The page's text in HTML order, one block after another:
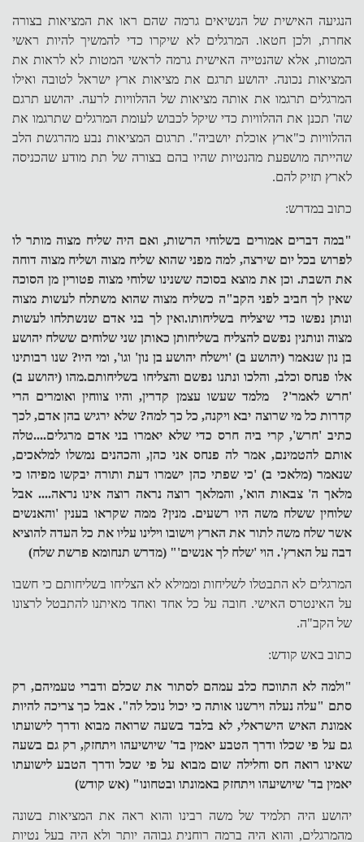
הנגיעה האישית של הנשיאים גרמה שהם ראו את המציאות בצורה
אחרת, ולכן חטאו. המרגלים לא שיקרו כדי להמשיך להיות ראשי
המטות, אלא שהנטייה האישית גרמה לראשי המטות לא לראות את
המציאות נכונה. יהושע תרגם את מציאות ארץ ישראל לטובה ואילו
המרגלים תרגמו את אותה מציאות של ההלוויות לרעה. יהושע תרגם
שה' תכנן את ההלוויות כדי שיקל לכבוש לעומת המרגלים שתרגמו את
ההלוויות כ"ארץ אוכלת יושביה". תרגום המציאות נבע מהרגשת הלב
שהייתה מושפעת מהנטיות שהיו בהם בצורה של תת מודע שהכניסה
לארץ תזיק להם.
כתוב במדרש:
"במה דברים אמורים בשלוחי הרשות, ואם היה שליח מצוה מותר לו
לפרוש בכל יום שירצה, למה מפני שהוא שליח מצוה ושליח מצוה דוחה
את השבת. וכן את מוצא בסוכה ששנינו שלוחי מצוה פטורין מן הסוכה
שאין לך חביב לפני הקב"ה כשליח מצוה שהוא משתלח לעשות מצוה
ונותן נפשו כדי שיצליח בשליחותו.ואין לך בני אדם שנשתלחו לעשות
מצוה ונותנין נפשם להצליח בשליחותן כאותן שני שלוחים ששלח יהושע
בן נון שנאמר (יהושע ב) 'וישלח יהושע בן נון' וגו', ומי היו? שנו רבותינו
אלו פנחס וכלב, והלכו ונתנו נפשם והצליחו בשליחותם.מהו (יהושע ב)
'חרש לאמר'? מלמד שעשו עצמן קדרין, והיו צווחין ואומרים הרי
קדרות כל מי שרוצה יבא ויקנה, כל כך למה? שלא ירגיש בהן אדם, לכך
כתיב 'חרש', קרי ביה חרס כדי שלא יאמרו בני אדם מרגלים....טלה
אותם להטמינם, אמר לה פנחס אני כהן, והכהנים נמשלו למלאכים,
שנאמר (מלאכי ב) 'כי שפתי כהן ישמרו דעת ותורה יבקשו מפיהו כי
מלאך ה' צבאות הוא', והמלאך רוצה נראה רוצה אינו נראה.... אבל
שלוחין ששלח משה היו רשעים. מנין? ממה שקראו בענין 'והאנשים
אשר שלח משה לתור את הארץ וישובו וילינו עליו את כל העדה להוציא
דבה על הארץ'. הוי 'שלח לך אנשים'" (מדרש תנחומא פרשת שלח)
המרגלים לא התבטלו לשליחות וממילא לא הצליחו בשליחותם כי חשבו
על האינטרס האישי. חובה על כל אחד ואחד מאיתנו להתבטל לרצונו
של הקב"ה.
כתוב באש קודש:
"ולמה לא התווכח כלב עמהם לסתור את שכלם ודברי טעמיהם, רק
סתם "עלה נעלה וירשנו אותה כי יכול נוכל לה". אבל כך צריכה להיות
אמונת האיש הישראלי, לא בלבד בשעה שרואה מבוא ודרך לישועתו
גם על פי שכלו ודרך הטבע יאמין בד' שיושיעהו ויתחזק, רק גם בשעה
שאינו רואה חס וחלילה שום מבוא על פי שכל ודרך הטבע לישועתו
יאמין בד' שיושיעהו ויתחזק באמונתו ובטחונו" (אש קודש)
יהושע היה תלמיד של משה רבינו והוא ראה את המציאות בשונה
מהמרגלים, והוא היה ברמה רוחנית גבוהה יותר ולא היה בעל נטיות